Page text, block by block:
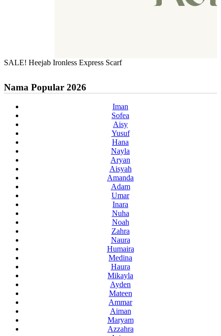
SALE! Heejab Ironless Express Scarf
Nama Popular 2026
Iman
Sofea
Aisy
Yusuf
Hana
Nayla
Aryan
Aisyah
Amanda
Adam
Umar
Inara
Nuha
Noah
Zahra
Naura
Humaira
Medina
Haura
Mikayla
Ayden
Mateen
Ammar
Aiman
Maryam
Azzahra